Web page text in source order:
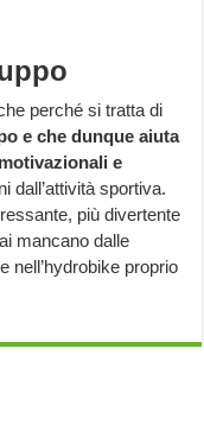
perché si tratta di
e che dunque aiuta
e
dall’attività sportiva.
più divertente
mancano dalle
nell’hydrobike proprio